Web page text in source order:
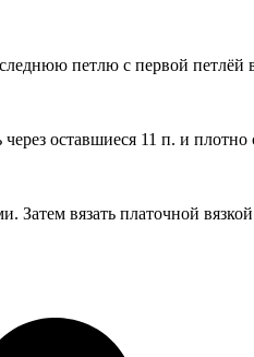
петлю с первой
оставшиеся 11 п. и плотно
вязать платочной